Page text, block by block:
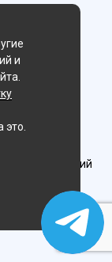
Рыжков Евгений
и
это.